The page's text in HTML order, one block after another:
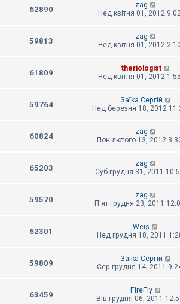
62890
zag
Нед квітня 01, 2012
59813
zag
Нед квітня 01, 2012
61809
theriologist
Нед квітня 01, 2012
59764
Заїка Сергій
Нед березня 18, 2012
60824
zag
Пон лютого 13, 2012
65203
zag
Суб грудня 31, 2011
59570
zag
П'ят грудня 23, 2011
62301
Weis
Нед грудня 18, 2011
59809
Заїка Сергій
Сер грудня 14, 2011
63459
FireFly
Вів грудня 06, 2011